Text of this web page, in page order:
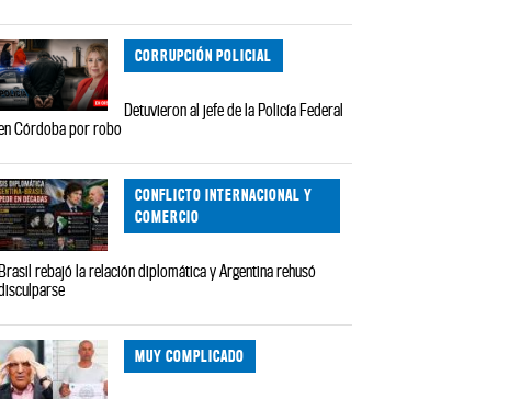
CORRUPCIÓN POLICIAL
Detuvieron al jefe de la Policía Federal
Córdoba por robo
CONFLICTO INTERNACIONAL Y
COMERCIO
rebajó la relación diplomática y Argentina rehusó
MUY COMPLICADO